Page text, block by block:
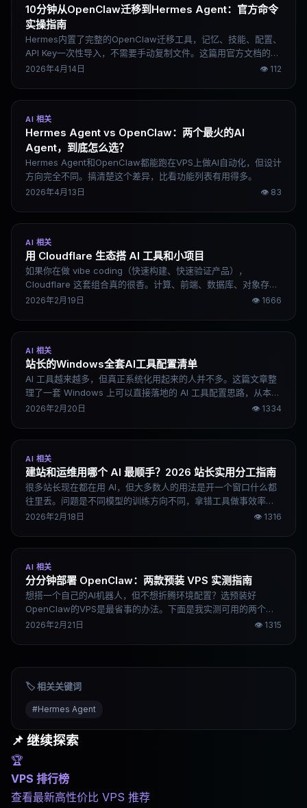
10分钟从OpenClaw迁移到Hermes Agent：官方命令
实操指南
Hermes内置了完整的OpenClaw迁移工具，记忆、技能、配置、
API Key一次性导入，不需要手动复制文件。这篇用官方文档的真
实命令写成，10分钟内可以完成迁移。
2026年4月14日 👁 112
AI 相关
Hermes Agent vs OpenClaw：两个最火的AI
Agent，到底怎么选？
Hermes Agent和OpenClaw都能跑在VPS上做AI自动化，但设计
方向完全不同。搞清楚这个差异，比看功能列表有用得多。
2026年4月13日 👁 83
AI 相关
用 Cloudflare 生态搭 AI 工具和小项目
如果你在做 vibe coding（快速构建、快速验证产品），
Cloudflare 这套组合真的很香。计算、前端、数据库、对象存储
几乎都有免费额度，而且部署极快。对于个人开发者、小型项目
2026年2月19日 👁 1666
AI 相关
站长的Windows全套AI工具配置清单
AI 工具越来越多，但真正系统化用起来的人并不多。这篇文章整
理了一套 Windows 上可以直接落地的 AI 工具配置思路，从本地
开发环境到内容创作再到多模型分工，说清楚每个工具做什么、
2026年2月20日 👁 1334
AI 相关
建站和运维用哪个 AI 最顺手？2026 站长实用分工指南
很多站长现在都在用 AI，但大多数人的用法是开一个窗口什么都
往里丢。问题是不同模型的训练方向不同，拿错工具做事效率会
打折。这篇文章从建站、运维、内容生产、选品调研几个实际场
2026年2月18日 👁 1316
AI 相关
分分钟部署 OpenClaw：两款预装 VPS 实测指南
想搭一个自己的AI机器人，但不想折腾环境配置？选预装好
OpenClaw的VPS是最省事的办法。下面是我实测可用的两个方
案，新手跟着做，10分钟基本能跑起来。
2026年2月21日 👁 1315
🏷️ 相关关键词
#Hermes Agent
📌 继续探索
🏆
VPS 排行榜
查看最新高性价比 VPS 推荐